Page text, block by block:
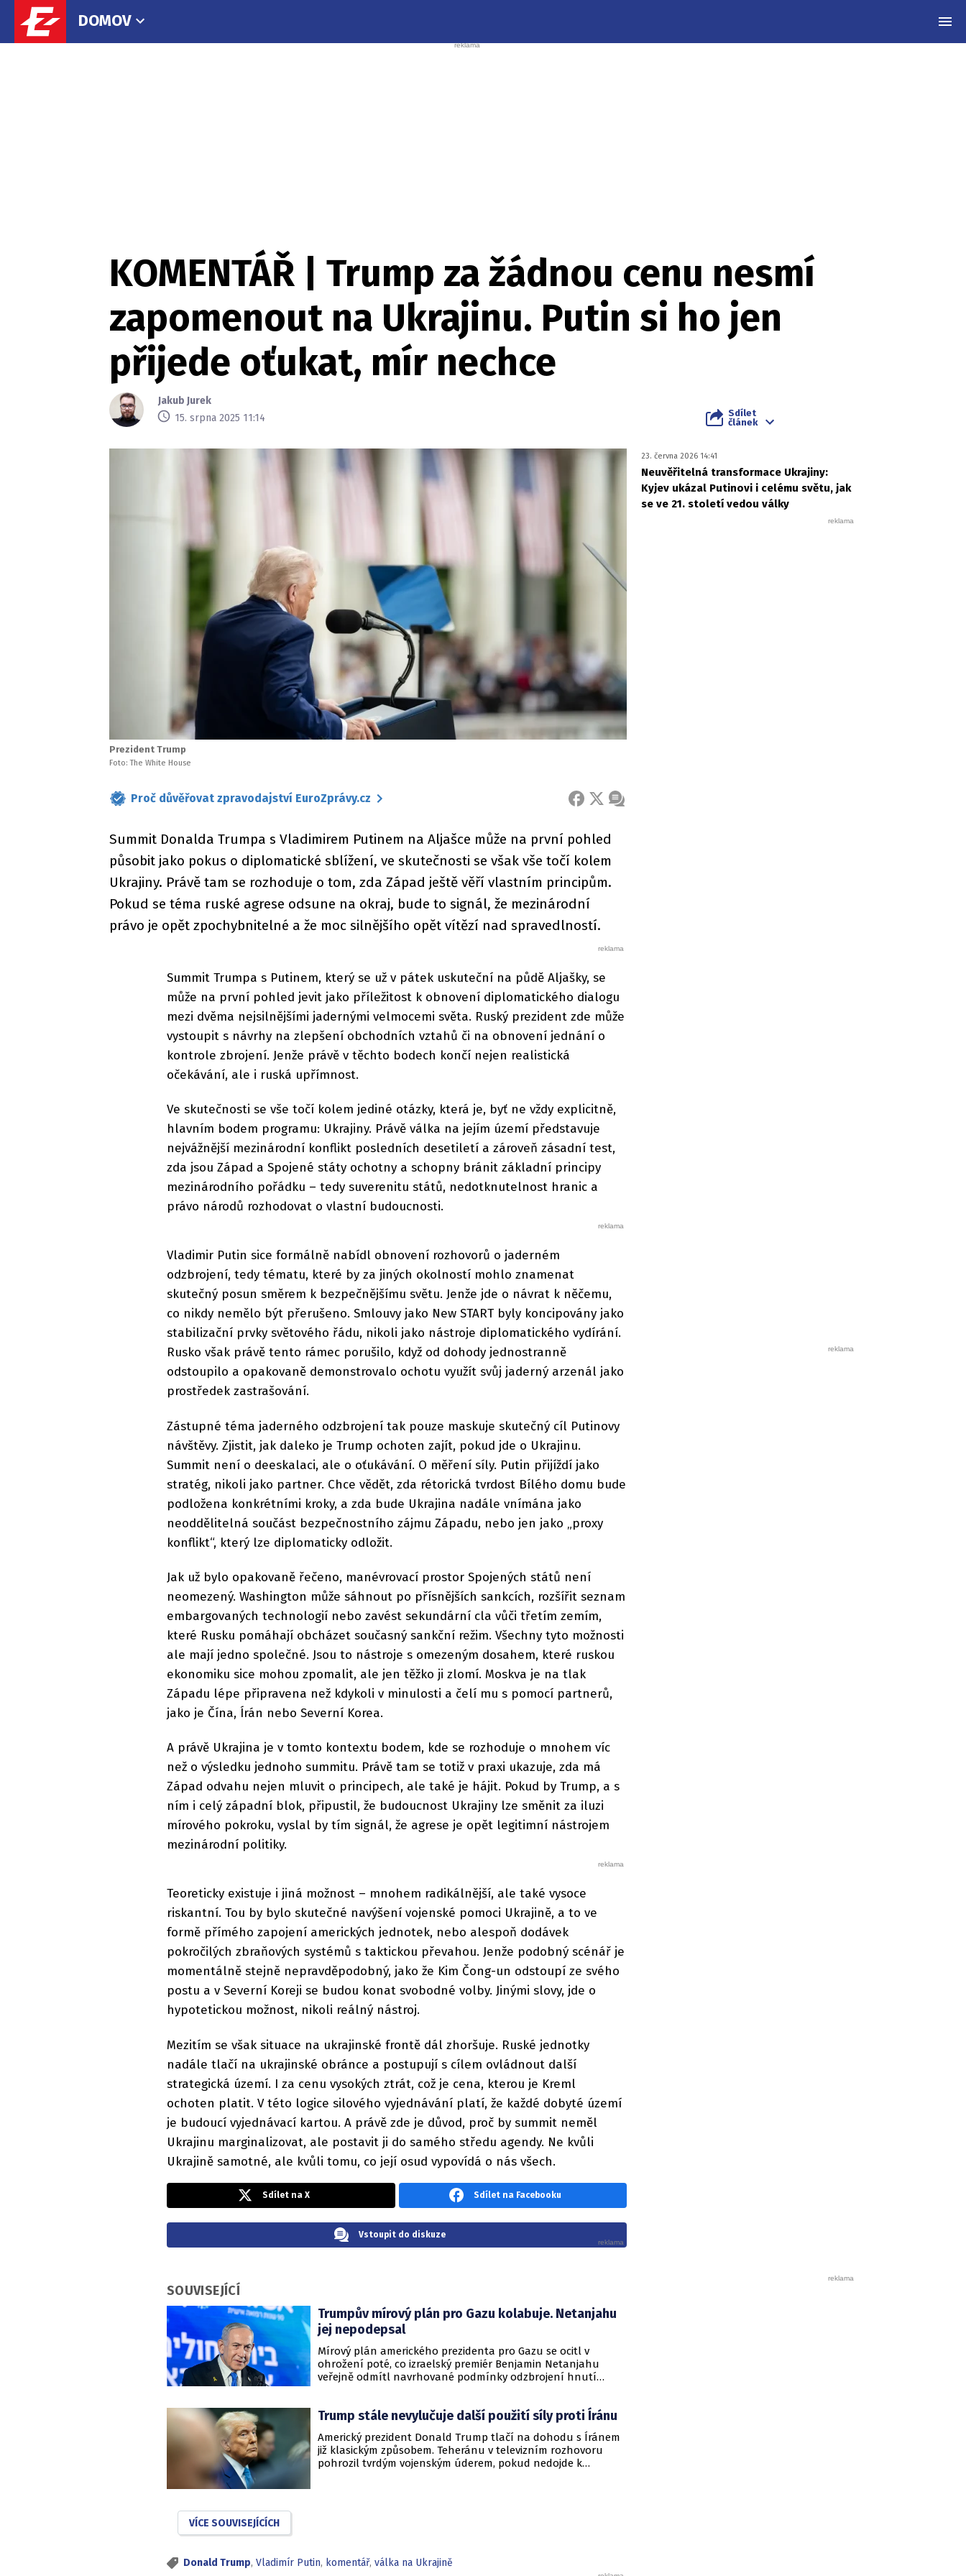
DOMOV
KOMENTÁŘ | Trump za žádnou cenu nesmí
zapomenout na Ukrajinu. Putin si ho jen
přijede oťukat, mír nechce
Jakub Jurek
15. srpna 2025 11:14
Sdílet
článek
Prezident Trump
Foto: The White House
Proč důvěřovat zpravodajství EuroZprávy.cz FACEBOOK
X ZPRÁVA
Summit Donalda Trumpa s Vladimirem Putinem na Aljašce může na první pohled
působit jako pokus o diplomatické sblížení, ve skutečnosti se však vše točí kolem
Ukrajiny. Právě tam se rozhoduje o tom, zda Západ ještě věří vlastním principům.
Pokud se téma ruské agrese odsune na okraj, bude to signál, že mezinárodní
právo je opět zpochybnitelné a že moc silnějšího opět vítězí nad spravedlností.
Summit Trumpa s Putinem, který se už v pátek uskuteční na půdě Aljašky, se
může na první pohled jevit jako příležitost k obnovení diplomatického dialogu
mezi dvěma nejsilnějšími jadernými velmocemi světa. Ruský prezident zde může
vystoupit s návrhy na zlepšení obchodních vztahů či na obnovení jednání o
kontrole zbrojení. Jenže právě v těchto bodech končí nejen realistická
očekávání, ale i ruská upřímnost.
Ve skutečnosti se vše točí kolem jediné otázky, která je, byť ne vždy explicitně,
hlavním bodem programu: Ukrajiny. Právě válka na jejím území představuje
nejvážnější mezinárodní konflikt posledních desetiletí a zároveň zásadní test,
zda jsou Západ a Spojené státy ochotny a schopny bránit základní principy
mezinárodního pořádku – tedy suverenitu států, nedotknutelnost hranic a
právo národů rozhodovat o vlastní budoucnosti.
Vladimir Putin sice formálně nabídl obnovení rozhovorů o jaderném
odzbrojení, tedy tématu, které by za jiných okolností mohlo znamenat
skutečný posun směrem k bezpečnějšímu světu. Jenže jde o návrat k něčemu,
co nikdy nemělo být přerušeno. Smlouvy jako New START byly koncipovány jako
stabilizační prvky světového řádu, nikoli jako nástroje diplomatického vydírání.
Rusko však právě tento rámec porušilo, když od dohody jednostranně
odstoupilo a opakovaně demonstrovalo ochotu využít svůj jaderný arzenál jako
prostředek zastrašování.
Zástupné téma jaderného odzbrojení tak pouze maskuje skutečný cíl Putinovy
návštěvy. Zjistit, jak daleko je Trump ochoten zajít, pokud jde o Ukrajinu.
Summit není o deeskalaci, ale o oťukávání. O měření síly. Putin přijíždí jako
stratég, nikoli jako partner. Chce vědět, zda rétorická tvrdost Bílého domu bude
podložena konkrétními kroky, a zda bude Ukrajina nadále vnímána jako
neoddělitelná součást bezpečnostního zájmu Západu, nebo jen jako „proxy
konflikt“, který lze diplomaticky odložit.
Jak už bylo opakovaně řečeno, manévrovací prostor Spojených států není
neomezený. Washington může sáhnout po přísnějších sankcích, rozšířit seznam
embargovaných technologií nebo zavést sekundární cla vůči třetím zemím,
které Rusku pomáhají obcházet současný sankční režim. Všechny tyto možnosti
ale mají jedno společné. Jsou to nástroje s omezeným dosahem, které ruskou
ekonomiku sice mohou zpomalit, ale jen těžko ji zlomí. Moskva je na tlak
Západu lépe připravena než kdykoli v minulosti a čelí mu s pomocí partnerů,
jako je Čína, Írán nebo Severní Korea.
A právě Ukrajina je v tomto kontextu bodem, kde se rozhoduje o mnohem víc
než o výsledku jednoho summitu. Právě tam se totiž v praxi ukazuje, zda má
Západ odvahu nejen mluvit o principech, ale také je hájit. Pokud by Trump, a s
ním i celý západní blok, připustil, že budoucnost Ukrajiny lze směnit za iluzi
mírového pokroku, vyslal by tím signál, že agrese je opět legitimní nástrojem
mezinárodní politiky.
Teoreticky existuje i jiná možnost – mnohem radikálnější, ale také vysoce
riskantní. Tou by bylo skutečné navýšení vojenské pomoci Ukrajině, a to ve
formě přímého zapojení amerických jednotek, nebo alespoň dodávek
pokročilých zbraňových systémů s taktickou převahou. Jenže podobný scénář je
momentálně stejně nepravděpodobný, jako že Kim Čong-un odstoupí ze svého
postu a v Severní Koreji se budou konat svobodné volby. Jinými slovy, jde o
hypotetickou možnost, nikoli reálný nástroj.
Mezitím se však situace na ukrajinské frontě dál zhoršuje. Ruské jednotky
nadále tlačí na ukrajinské obránce a postupují s cílem ovládnout další
strategická území. I za cenu vysokých ztrát, což je cena, kterou je Kreml
ochoten platit. V této logice silového vyjednávání platí, že každé dobyté území
je budoucí vyjednávací kartou. A právě zde je důvod, proč by summit neměl
Ukrajinu marginalizovat, ale postavit ji do samého středu agendy. Ne kvůli
Ukrajině samotné, ale kvůli tomu, co její osud vypovídá o nás všech.
23. června 2026 14:41
Neuvěřitelná transformace Ukrajiny:
Kyjev ukázal Putinovi i celému světu, jak
se ve 21. století vedou války
Sdílet na X Sdílet na Facebooku
Vstoupit do diskuze
SOUVISEJÍCÍ
Trumpův mírový plán pro Gazu kolabuje. Netanjahu
jej nepodepsal
Mírový plán amerického prezidenta pro Gazu se ocitl v
ohrožení poté, co izraelský premiér Benjamin Netanjahu
veřejně odmítl navrhované podmínky odzbrojení hnutí
najevo, že finální text nepodepsala.
Trump stále nevylučuje další použití síly proti Íránu
Americký prezident Donald Trump tlačí na dohodu s Íránem
již klasickým způsobem. Teheránu v televizním rozhovoru
pohrozil tvrdým vojenským úderem, pokud nedojde k
VÍCE SOUVISEJÍCÍCH
Donald Trump, Vladimír Putin, komentář, válka na Ukrajině